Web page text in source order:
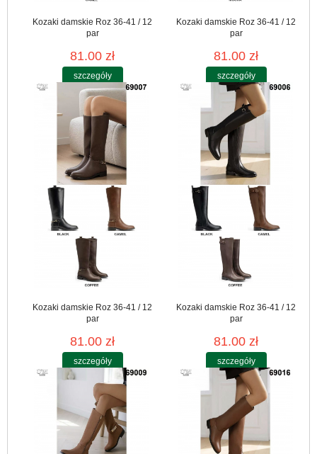
Kozaki damskie Roz 36-41 / 12
par
81.00 zł
szczegóły
Kozaki damskie Roz 36-41 / 12
par
81.00 zł
szczegóły
Kozaki damskie Roz 36-41 / 12
par
81.00 zł
szczegóły
Kozaki damskie Roz 36-41 / 12
par
81.00 zł
szczegóły